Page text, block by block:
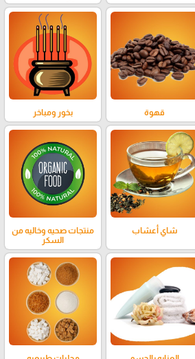
قهوة بخور ومباخر
شاي أعشاب
منتجات صحيه وخاليه من
السكر